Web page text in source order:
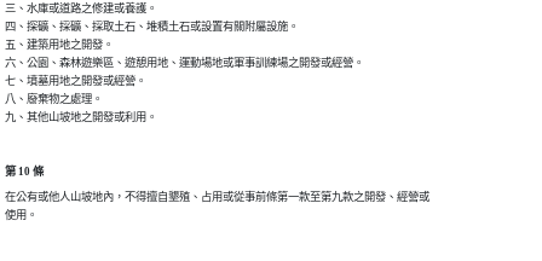
三、水庫或道路之修建或養護。
四、探礦、採礦、採取土石、堆積土石或設置有關附屬設施。
五、建築用地之開發。
六、公園、森林遊樂區、遊憩用地、運動場地或軍事訓練場之開發或經營。
七、墳墓用地之開發或經營。
八、廢棄物之處理。
第 10 條
在公有或他人山坡地內，不得擅自墾殖、占用或從事前條第一款至第九款之開發、經營或